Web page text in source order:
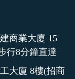
商業大廈 15
行8分鐘直達
大廈 8樓(招商